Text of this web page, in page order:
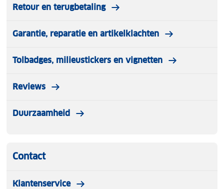
Retour en terugbetaling
Garantie, reparatie en artikelklachten
Tolbadges, milieustickers en vignetten
Reviews
Duurzaamheid
Contact
Klantenservice